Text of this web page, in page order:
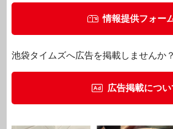
情報提供フォー
池袋タイムズへ広告を掲載しませんか？
広告掲載につい